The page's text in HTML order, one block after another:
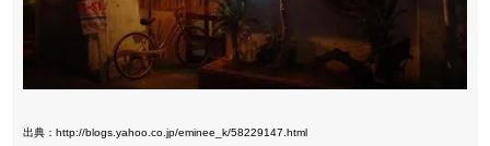
出典：http://blogs.yahoo.co.jp/eminee_k/58229147.html